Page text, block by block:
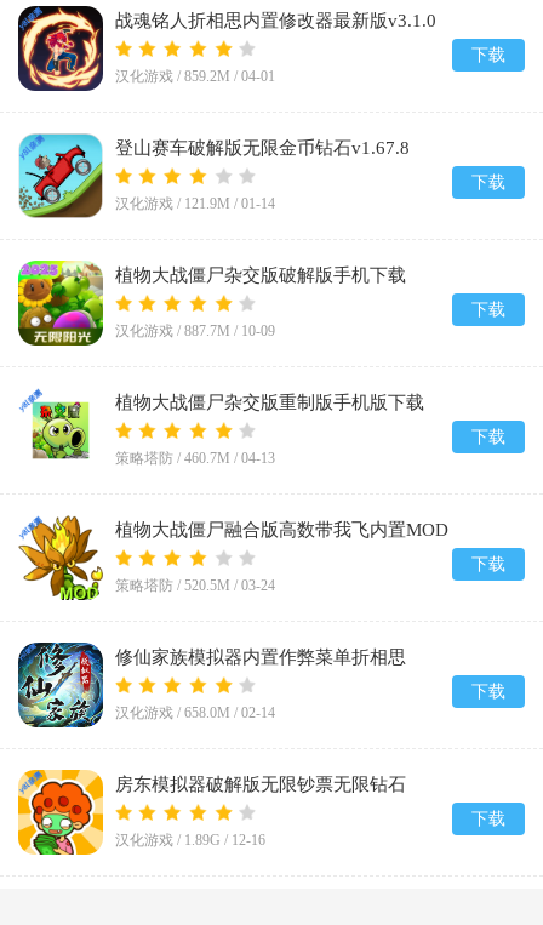
战魂铭人折相思内置修改器最新版v3.1.0
汉化游戏 / 859.2M / 04-01
下载
登山赛车破解版无限金币钻石v1.67.8
汉化游戏 / 121.9M / 01-14
下载
植物大战僵尸杂交版破解版手机下载
(Plants vs Zombies Super Hybrid)v3.12
汉化游戏 / 887.7M / 10-09
下载
植物大战僵尸杂交版重制版手机版下载
v0.19.1.0
策略塔防 / 460.7M / 04-13
下载
植物大战僵尸融合版高数带我飞内置MOD
菜单(PlantsVsZombiesRH-Mod)v3.5
策略塔防 / 520.5M / 03-24
下载
修仙家族模拟器内置作弊菜单折相思
v9.9.2
汉化游戏 / 658.0M / 02-14
下载
房东模拟器破解版无限钞票无限钻石
v1.80.5.2
汉化游戏 / 1.89G / 12-16
下载